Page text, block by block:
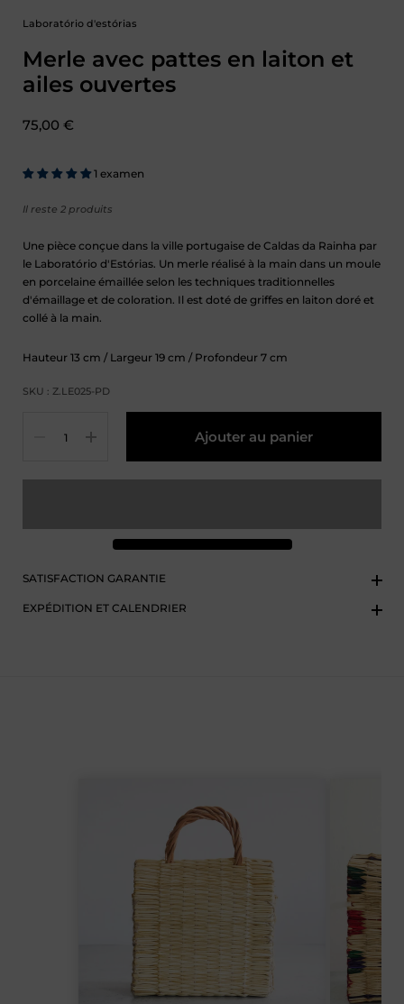
Laboratório d'estórias
Merle avec pattes en laiton et
ailes ouvertes
Prix :
75,00 €
1 examen
Il reste 2 produits
Une pièce conçue dans la ville portugaise de Caldas da Rainha par
le Laboratório d'Estórias. Un merle réalisé à la main dans un moule
en porcelaine émaillée selon les techniques traditionnelles
d'émaillage et de coloration. Il est doté de griffes en laiton doré et
collé à la main.
Hauteur 13 cm / Largeur 19 cm / Profondeur 7 cm
SKU : Z.LE025-PD
Ajouter au panier
SATISFACTION GARANTIE
EXPÉDITION ET CALENDRIER